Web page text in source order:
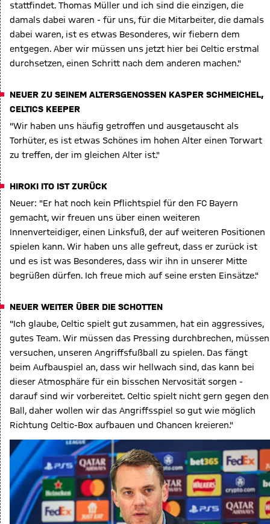
stattfindet. Thomas Müller und ich sind die einzigen, die
damals dabei waren - für uns, für die Mitarbeiter, die damals
dabei waren, ist es etwas Besonderes, wir fiebern dem
entgegen. Aber wir müssen uns jetzt hier bei Celtic erstmal
durchsetzen, einen Schritt nach dem anderen machen."
NEUER ZU SEINEM ALTERSGENOSSEN KASPER SCHMEICHEL,
CELTICS KEEPER
"Wir haben uns häufig getroffen und ausgetauscht als
Torhüter, es ist etwas Schönes im hohen Alter einen Torwart
zu treffen, der im gleichen Alter ist."
HIROKI ITO IST ZURÜCK
Neuer: "Er hat noch kein Pflichtspiel für den FC Bayern
gemacht, wir freuen uns über einen weiteren
Innenverteidiger, einen Linksfuß, der auf weiteren Positionen
spielen kann. Wir haben uns alle gefreut, dass er zurück ist
und es ist was Besonderes, dass wir ihn in unserer Mitte
begrüßen dürfen. Ich freue mich auf seine ersten Einsätze."
NEUER WEITER ÜBER DIE SCHOTTEN
"Ich glaube, Celtic spielt gut zusammen, hat ein aggressives,
gutes Team. Wir müssen das Pressing durchbrechen, müssen
versuchen, unseren Angriffsfußball zu spielen. Das fängt
beim Aufbauspiel an, dass wir hellwach sind, das kann bei
dieser Atmosphäre für ein bisschen Nervosität sorgen -
darauf sind wir vorbereitet. Celtic spielt nicht gern gegen den
Ball, daher wollen wir das Angriffsspiel so gut wie möglich
Richtung Celtic-Box aufbauen und Chancen kreieren."